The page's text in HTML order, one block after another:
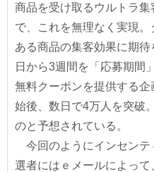
商品を受け取るウルトラ
で、これを無理なく実現
ある商品の集客効果に期
日から3週間を「応募期間
無料クーポンを提供する
始後、数日で4万人を突破
のと予想されている。
今回のようにインセンテ
選者にはｅメールによっ